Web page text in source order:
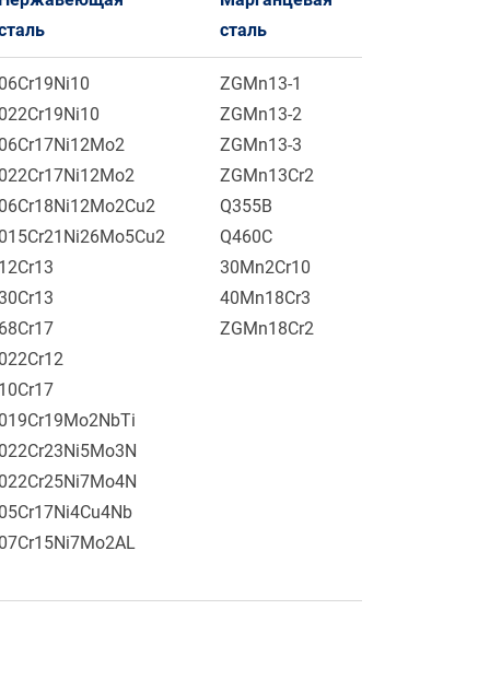
сталь
06Cr19Ni10
022Cr19Ni10
06Cr17Ni12Mo2
022Cr17Ni12Mo2
06Cr18Ni12Mo2Cu2
015Cr21Ni26Mo5Cu2
12Cr13
68Cr17
022Cr12
10Cr17
019Cr19Mo2NbTi
022Cr23Ni5Mo3N
022Cr25Ni7Mo4N
05Cr17Ni4Cu4Nb
07Cr15Ni7Mo2AL
ZGMn13-1
ZGMn13-2
ZGMn13-3
ZGMn13Cr2
Q355B
Q460C
30Mn2Cr10
40Mn18Cr3
ZGMn18Cr2